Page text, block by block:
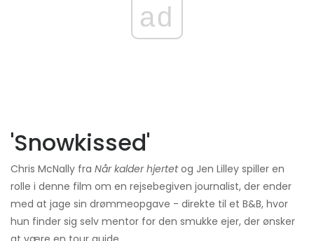
ad
'Snowkissed'
Chris McNally fra Når kalder hjertetog Jen Lilley spiller en
rolle i denne film om en rejsebegiven journalist, der ender
med at jage sin drømmeopgave - direkte til et B&B, hvor
hun finder sig selv mentor for den smukke ejer, der ønsker